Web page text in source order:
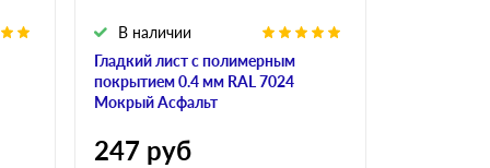
Гладкий лист с полимерным
покрытием 0.4 мм RAL 7024
Мокрый Асфальт
В наличии
247 руб